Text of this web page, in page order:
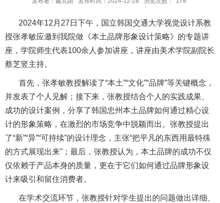
2024年12月27日下午，国立韩国交通大学视觉设计系教
授张孝敏应邀到我院做《本土品牌形象设计策略》的专题讲
座，学院师生代表100余人参加讲座，讲座由美术学院副院长
蔡芝竖主持。
首先，张孝敏教授解读了“本土”“文化”“品牌”等关键概念，
并发表了个人见解；接下来，张教授结合个人的实践成果、
成功的设计案例，分享了韩国忠州本土品牌如何通过精心设
计的形象策略，在激烈的市场竞争中脱颖而出。张教授提出
了“新”“异”“可持续”的设计理念，主张“把平凡的东西用最特殊
的方式展现出来”；最后，张教授认为，本土品牌的成功不仅
仅依赖于产品本身的质量，更在于它们如何通过品牌形象设
计来吸引和留住消费者。
在学术交流环节，张教授针对学生提出的问题做出详细、